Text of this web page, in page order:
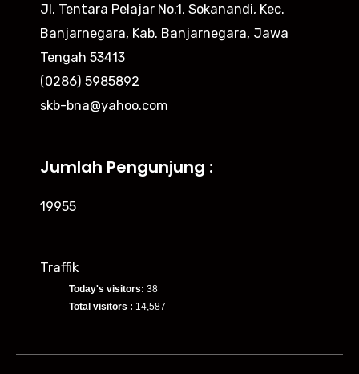
Jl. Tentara Pelajar No.1, Sokanandi, Kec.
Banjarnegara, Kab. Banjarnegara, Jawa
Tengah 53413
(0286) 5985892
skb-bna@yahoo.com
Jumlah Pengunjung :
19955
Traffik
Today's visitors: 38
Total visitors : 14,587